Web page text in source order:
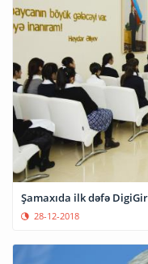
Şamaxıda ilk dəfə
28-12-2018